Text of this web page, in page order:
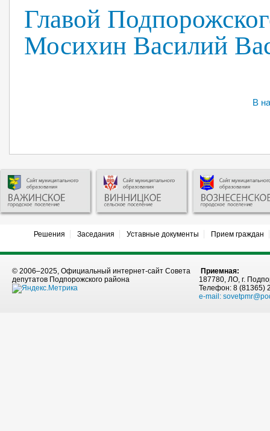
Главой
Мосихин Василий
В
Решения Заседания Уставные документы Прием граждан
© 2006–2025, Официальный интернет-сайт Совета
депутатов Подпорожского района
Приемная:
187780, ЛО, г.
Телефон: 8 (81365)
e-mail: